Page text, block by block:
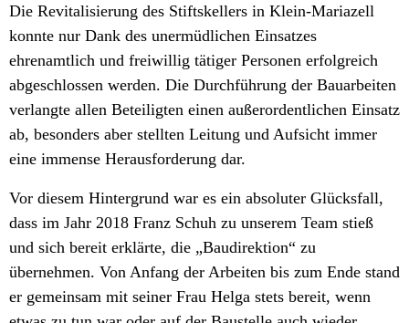
Die Revitalisierung des Stiftskellers in Klein-Mariazell
konnte nur Dank des unermüdlichen Einsatzes
ehrenamtlich und freiwillig tätiger Personen erfolgreich
abgeschlossen werden. Die Durchführung der Bauarbeiten
verlangte allen Beteiligten einen außerordentlichen Einsatz
ab, besonders aber stellten Leitung und Aufsicht immer
eine immense Herausforderung dar.
Vor diesem Hintergrund war es ein absoluter Glücksfall,
dass im Jahr 2018 Franz Schuh zu unserem Team stieß
und sich bereit erklärte, die „Baudirektion“ zu
übernehmen. Von Anfang der Arbeiten bis zum Ende stand
er gemeinsam mit seiner Frau Helga stets bereit, wenn